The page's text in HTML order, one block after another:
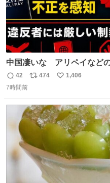
中国凄いな アリペイなど
で海外にいる中国人の監視
があれば帰国命令を出しは
返
信
42
リ
ト
数
474
い
数
1,406
7時間前